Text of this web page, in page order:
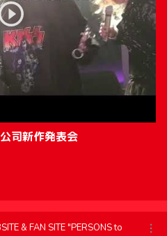
司新作発表会
& FAN SITE "PERSONS to